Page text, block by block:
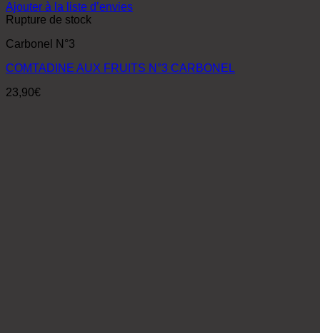
Ajouter à la liste d’envies
Rupture de stock
Carbonel N°3
COMTADINE AUX FRUITS N°3 CARBONEL
23,90€